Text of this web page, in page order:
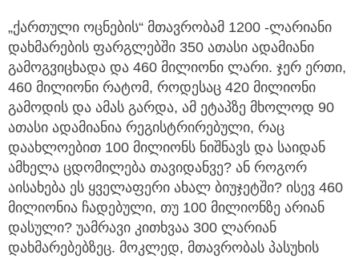
„ქართული ოცნების“ მთავრობამ 1200 -ლარიანი
დახმარების ფარგლებში 350 ათასი ადამიანი
გამოგვიცხადა და 460 მილიონი ლარი. ჯერ ერთი,
460 მილიონი რატომ, როდესაც 420 მილიონი
გამოდის და ამას გარდა, ამ ეტაპზე მხოლოდ 90
ათასი ადამიანია რეგისტრირებული, რაც
დაახლოებით 100 მილიონს ნიშნავს და საიდან
ამხელა ცდომილება თავიდანვე? ან როგორ
აისახება ეს ყველაფერი ახალ ბიუჯეტში? ისევ 460
მილიონია ჩადებული, თუ 100 მილიონზე არიან
დასული? უამრავი კითხვაა 300 ლარიან
დახმარებებზეც. მოკლედ, მთავრობას პასუხის